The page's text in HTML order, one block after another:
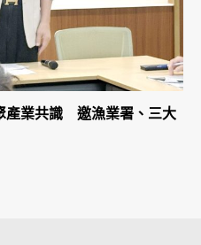
產業共識 邀漁業署、三大